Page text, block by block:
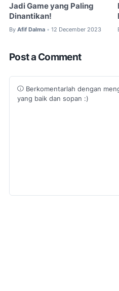
Jadi Game yang Paling
Dinantikan!
By Afif Dalma • 12 December 2023
Post a Comment
Berkomentarlah dengan
yang baik dan sopan :)